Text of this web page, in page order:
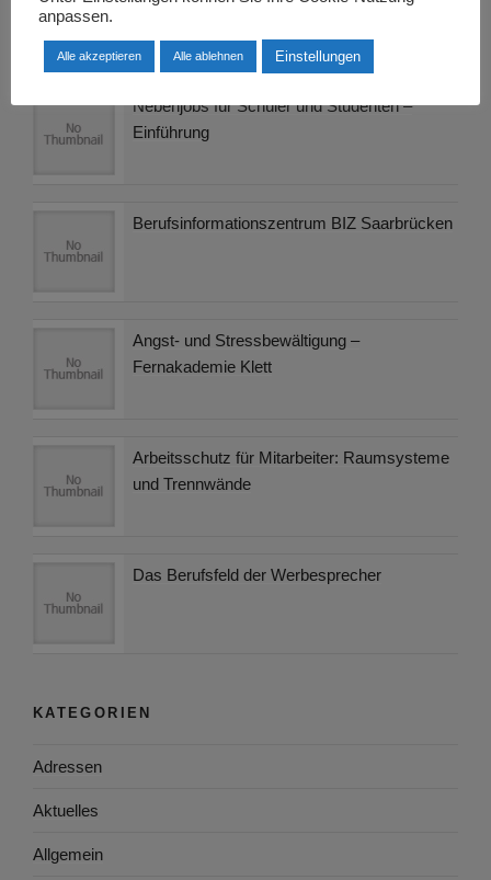
Nebenjobs für Schüler und Studenten –
Einführung
Berufsinformationszentrum BIZ Saarbrücken
Angst- und Stressbewältigung –
Fernakademie Klett
Arbeitsschutz für Mitarbeiter: Raumsysteme
und Trennwände
Das Berufsfeld der Werbesprecher
KATEGORIEN
Adressen
Aktuelles
Allgemein
anpassen.
Alle akzeptieren Alle ablehnen Einstellungen